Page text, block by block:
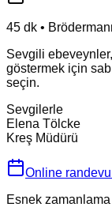
45 dk •
Sevgili
göstermek için
seçin.
Sevgilerle
Elena Tölcke
Kreş Müdürü
Online randevu
Esnek zamanlama